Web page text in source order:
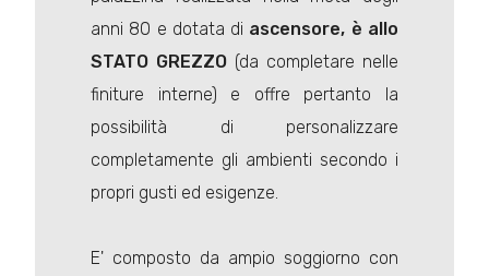
anni 80 e dotata di ascensore, è allo
STATO GREZZO (da completare nelle
finiture interne) e offre pertanto la
possibilità di personalizzare
completamente gli ambienti secondo i
propri gusti ed esigenze.
E' composto da ampio soggiorno con